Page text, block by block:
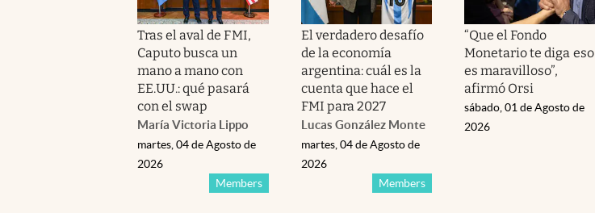
Tras el aval de FMI,
Caputo busca un
mano a mano con
EE.UU.: qué pasará
con el swap
María Victoria Lippo
Members
martes, 04 de Agosto de
2026
El verdadero desafío
de la economía
argentina: cuál es la
cuenta que hace el
FMI para 2027
Lucas González Monte
Members
martes, 04 de Agosto de
2026
“Que el Fondo
Monetario te diga eso
es maravilloso”,
afirmó Orsi
sábado, 01 de Agosto de
2026